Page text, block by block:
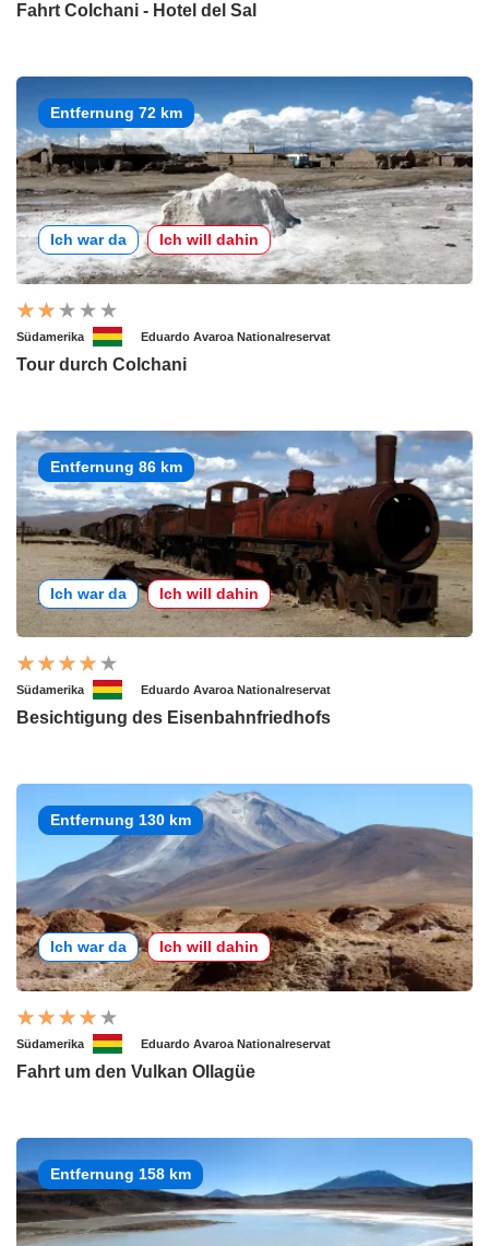
Fahrt Colchani - Hotel del Sal
Entfernung 72 km
Ich war da Ich will dahin
Südamerika Eduardo Avaroa Nationalreservat
Tour durch Colchani
Entfernung 86 km
Ich war da Ich will dahin
Südamerika Eduardo Avaroa Nationalreservat
Besichtigung des Eisenbahnfriedhofs
Entfernung 130 km
Ich war da Ich will dahin
Südamerika Eduardo Avaroa Nationalreservat
Fahrt um den Vulkan Ollagüe
Entfernung 158 km